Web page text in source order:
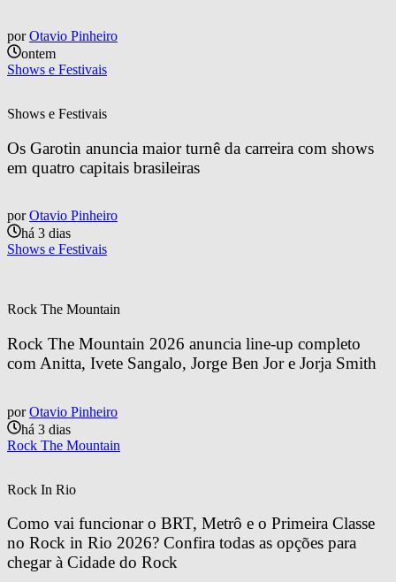
por Otavio Pinheiro
ontem
Shows e Festivais
Shows e Festivais
Os Garotin anuncia maior turnê da carreira com shows
em quatro capitais brasileiras
por Otavio Pinheiro
há 3 dias
Shows e Festivais
Rock The Mountain
Rock The Mountain 2026 anuncia line-up completo
com Anitta, Ivete Sangalo, Jorge Ben Jor e Jorja Smith
por Otavio Pinheiro
há 3 dias
Rock The Mountain
Rock In Rio
Como vai funcionar o BRT, Metrô e o Primeira Classe
no Rock in Rio 2026? Confira todas as opções para
chegar à Cidade do Rock